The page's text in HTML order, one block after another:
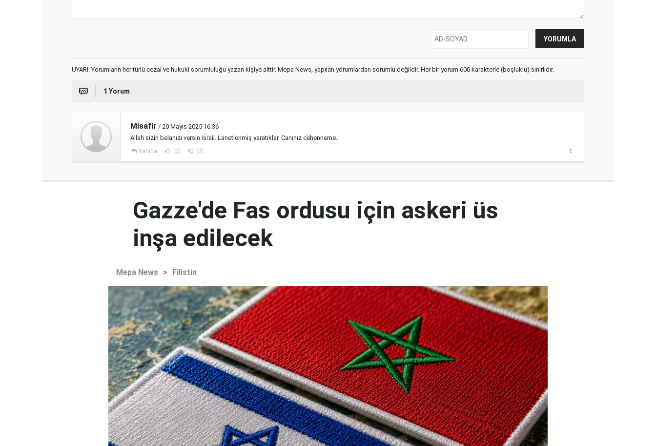
UYARI: Yorumların her türlü cezai ve hukuki sorumluluğu yazan kişiye aittir. Mepa News, yapılan yorumlardan sorumlu değildir. Her bir yorum 600 karakterle (boşluklu) sınırlıdır.
1 Yorum
Misafir / 20 Mayıs 2025 16:36
Allah sizin belanızı versin israil. Lanetlenmiş yaratıklar. Canınız cehenneme.
Yanıtla (0) (0)
Gazze'de Fas ordusu için askeri üs
inşa edilecek
Mepa News > Filistin